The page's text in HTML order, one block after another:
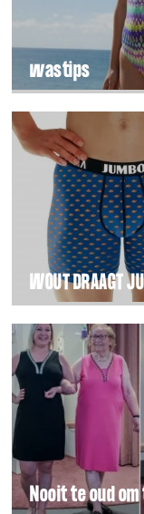
wastips
WOUT DRAAGT
Nooit te oud